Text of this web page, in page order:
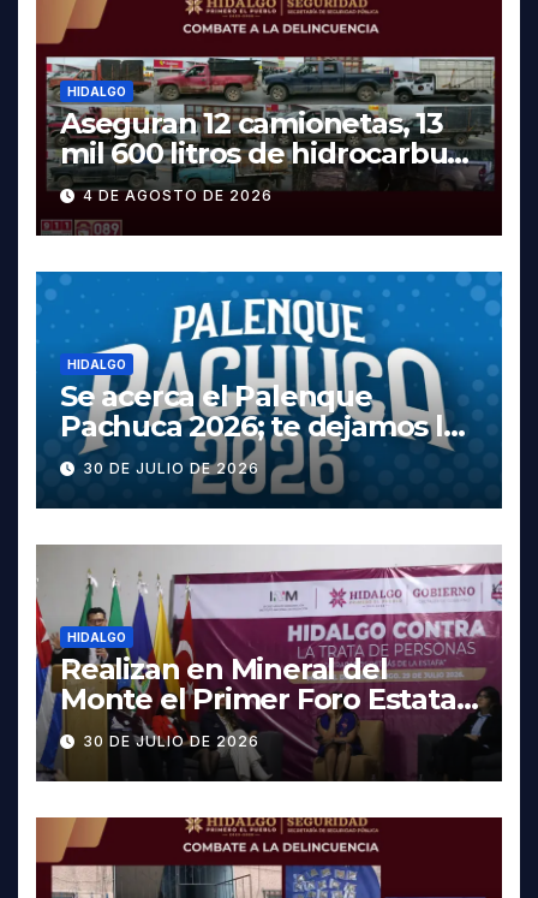
HIDALGO
Aseguran 12 camionetas, 13
mil 600 litros de hidrocarburo
y dos vehículos robados en
Tula
4 DE AGOSTO DE 2026
HIDALGO
Se acerca el Palenque
Pachuca 2026; te dejamos la
cartelera completa, las
fechas y los precios
30 DE JULIO DE 2026
HIDALGO
Realizan en Mineral del
Monte el Primer Foro Estatal
contra la Trata de Personas
30 DE JULIO DE 2026